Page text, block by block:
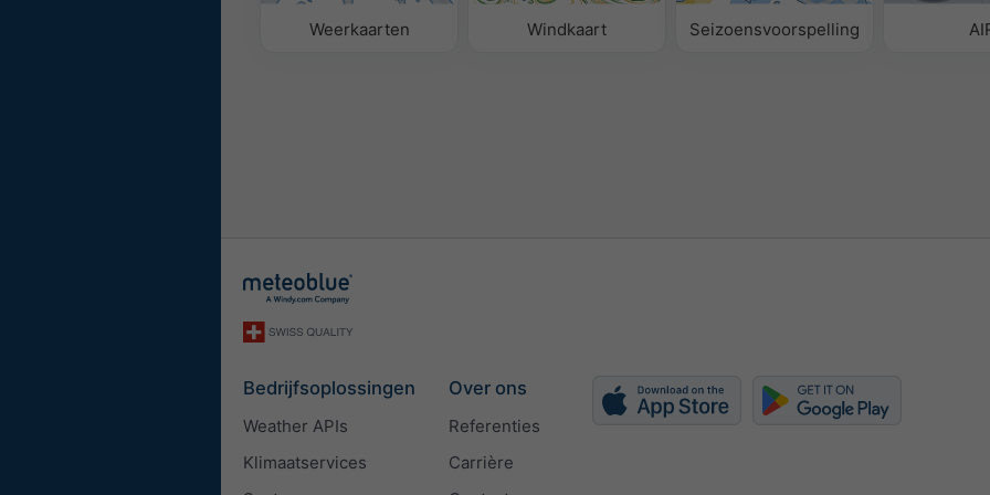
Weerkaarten Windkaart Seizoensvoorspelling
Bedrijfsoplossingen
Weather APIs
Klimaatservices
Over ons
Referenties
Carrière